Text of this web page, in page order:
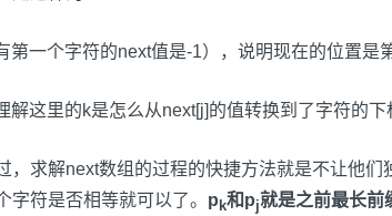
第一个字符的next值是-1），说明现在的位置
解这里的k是怎么从next[j]的值转换到了字符的下
，求解next数组的过程的快捷方法就是不让他
字符是否相等就可以了。 p k和pj就是之前最长前